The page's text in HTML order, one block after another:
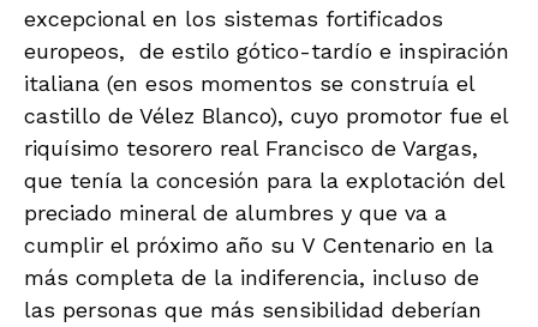
excepcional en los sistemas fortificados
europeos, de estilo gótico-tardío e inspiración
italiana (en esos momentos se construía el
castillo de Vélez Blanco), cuyo promotor fue el
riquísimo tesorero real Francisco de Vargas,
que tenía la concesión para la explotación del
preciado mineral de alumbres y que va a
cumplir el próximo año su V Centenario en la
más completa de la indiferencia, incluso de
las personas que más sensibilidad deberían